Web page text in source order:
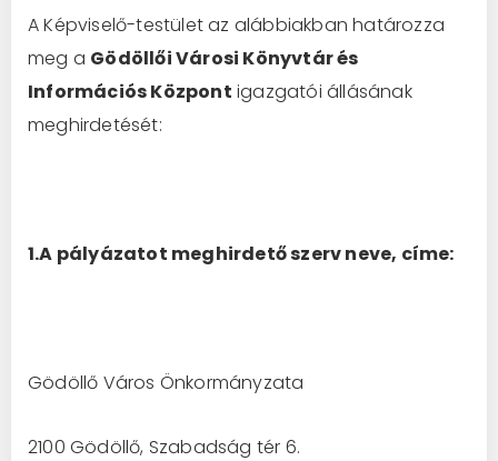
A Képviselő-testület az alábbiakban határozza
meg a Gödöllői Városi Könyvtár és
Információs Központ igazgatói állásának
meghirdetését:
1.A pályázatot meghirdető szerv neve, címe:
Gödöllő Város Önkormányzata
2100 Gödöllő, Szabadság tér 6.